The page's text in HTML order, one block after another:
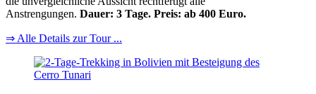
Anstrengungen. Dauer: 3 Tage. Preis: ab 400 Euro.
⇒ Alle Details zur Tour ...